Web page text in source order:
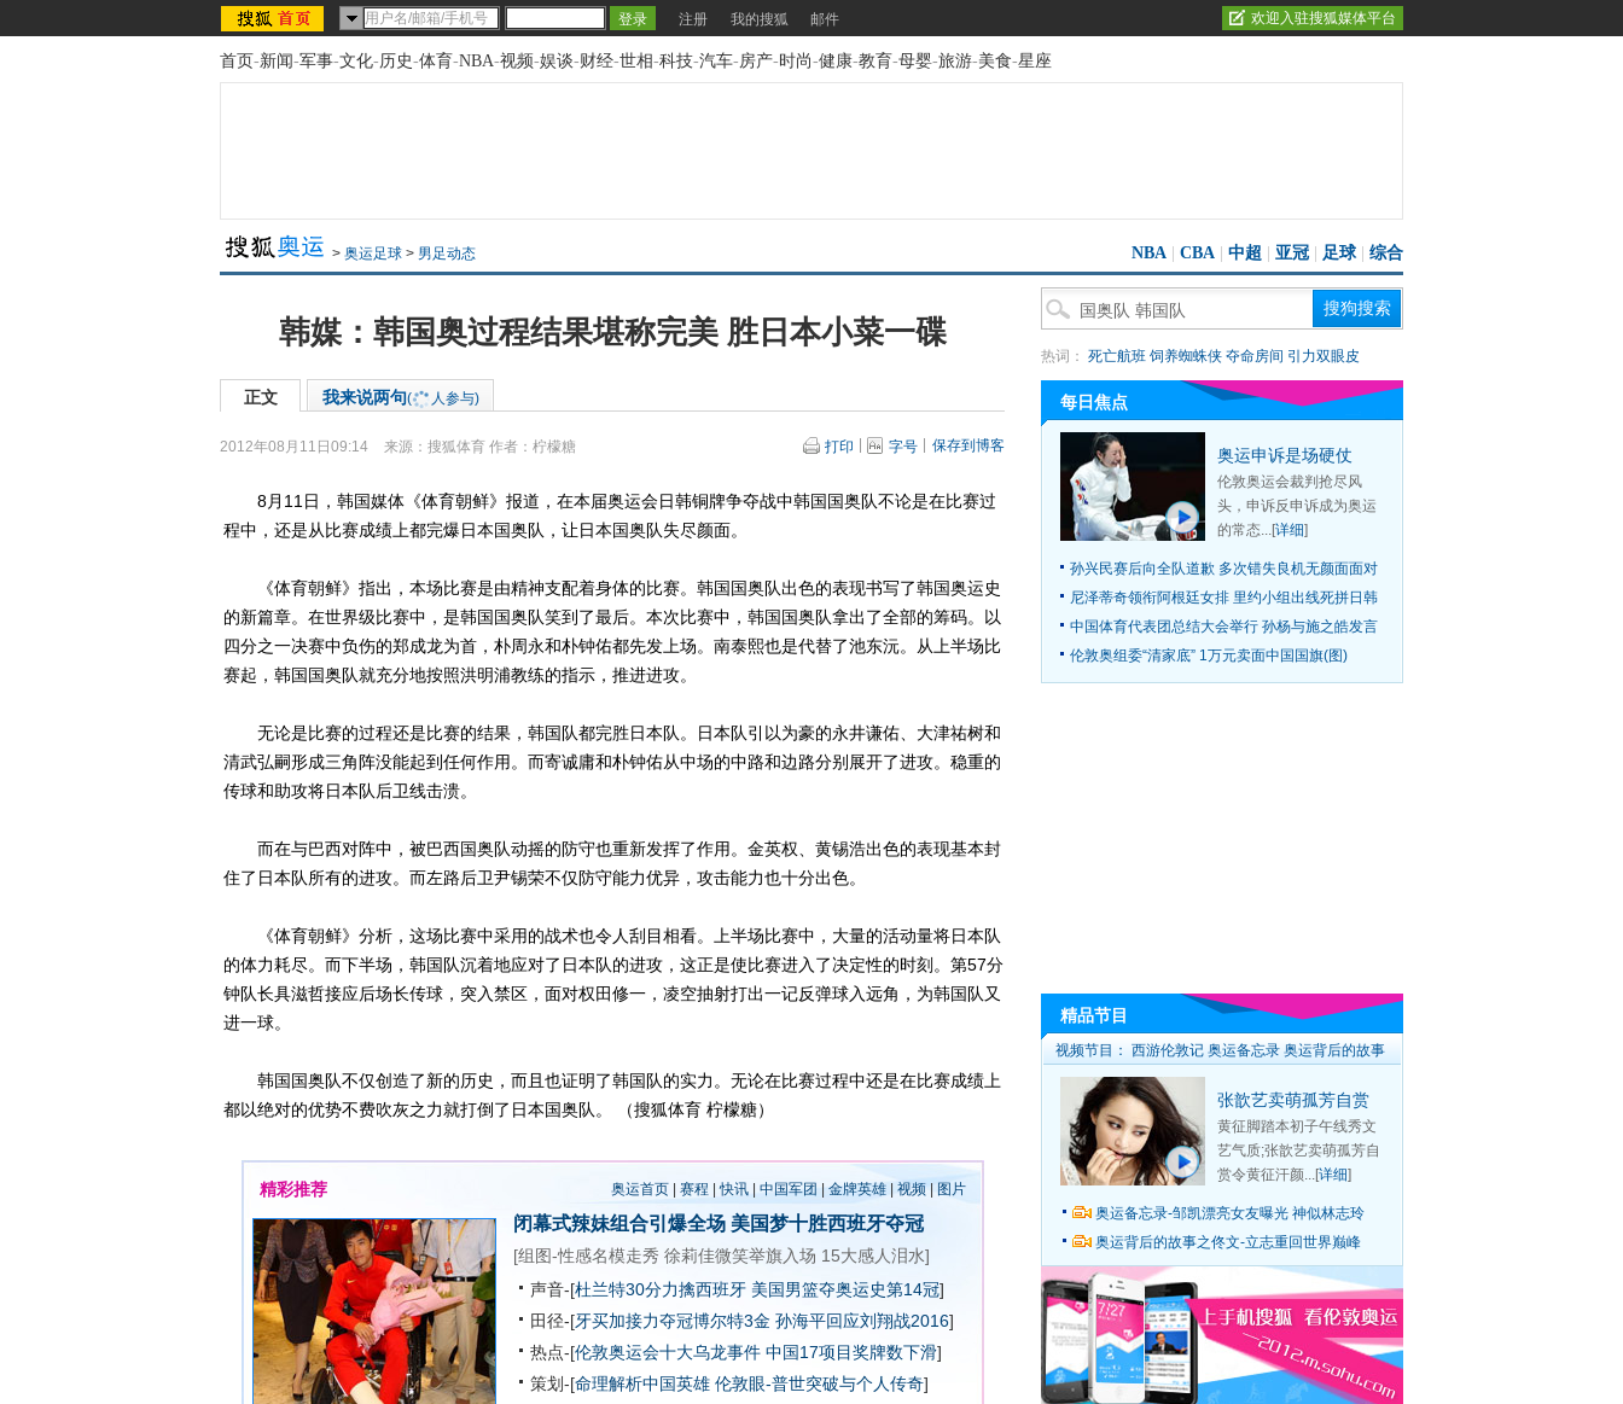
注册 我的搜狐 邮件 欢迎入驻搜狐媒体平台
首页-新闻-军事-文化-历史-体育-NBA-视频-娱谈-财经-世相-科技-汽车-房产-时尚-健康-教育-母婴-旅游-美食-星座
> 奥运足球 > 男足动态 NBA CBA 中超 亚冠 足球| 综合
韩媒：韩国奥过程结果堪称完美 胜日本小菜一碟
正文 我来说两句( 人参与)
2012年08月11日09:14 来源： 搜狐体育 作者：柠檬糖 打印 字号 保存到博客
8月11日，韩国媒体《体育朝鲜》报道，在本届奥运会日韩铜牌争夺战中韩国国奥队不论是在比赛过
程中，还是从比赛成绩上都完爆日本国奥队，让日本国奥队失尽颜面。
《体育朝鲜》指出，本场比赛是由精神支配着身体的比赛。韩国国奥队出色的表现书写了韩国奥运史
的新篇章。在世界级比赛中，是韩国国奥队笑到了最后。本次比赛中，韩国国奥队拿出了全部的筹码。以
四分之一决赛中负伤的郑成龙为首，朴周永和朴钟佑都先发上场。南泰熙也是代替了池东沅。从上半场比
赛起，韩国国奥队就充分地按照洪明浦教练的指示，推进进攻。
无论是比赛的过程还是比赛的结果，韩国队都完胜日本队。日本队引以为豪的永井谦佑、大津祐树和
清武弘嗣形成三角阵没能起到任何作用。而寄诚庸和朴钟佑从中场的中路和边路分别展开了进攻。稳重的
传球和助攻将日本队后卫线击溃。
而在与巴西对阵中，被巴西国奥队动摇的防守也重新发挥了作用。金英权、黄锡浩出色的表现基本封
住了日本队所有的进攻。而左路后卫尹锡荣不仅防守能力优异，攻击能力也十分出色。
《体育朝鲜》分析，这场比赛中采用的战术也令人刮目相看。上半场比赛中，大量的活动量将日本队
的体力耗尽。而下半场，韩国队沉着地应对了日本队的进攻，这正是使比赛进入了决定性的时刻。第57分
钟队长具滋哲接应后场长传球，突入禁区，面对权田修一，凌空抽射打出一记反弹球入远角，为韩国队又
进一球。
韩国国奥队不仅创造了新的历史，而且也证明了韩国队的实力。无论在比赛过程中还是在比赛成绩上
都以绝对的优势不费吹灰之力就打倒了日本国奥队。 （搜狐体育 柠檬糖）
精彩推荐 奥运首页| 赛程 |快讯| 中国军团| 金牌英雄| 视频| 图片
闭幕式辣妹组合引爆全场 美国梦十胜西班牙夺冠
[组图-性感名模走秀 徐莉佳微笑举旗入场 15大感人泪水]
声音-[杜兰特30分力擒西班牙 美国男篮夺奥运史第14冠]
田径-[牙买加接力夺冠博尔特3金 孙海平回应刘翔战2016]
热点-[伦敦奥运会十大乌龙事件 中国17项目奖牌数下滑]
策划-[命理解析中国英雄 伦敦眼-普世突破与个人传奇]
热词： 死亡航班 饲养蜘蛛侠 夺命房间 引力双眼皮
每日焦点
奥运申诉是场硬仗
伦敦奥运会裁判抢尽风
头，申诉反申诉成为奥运
的常态...[详细]
孙兴民赛后向全队道歉 多次错失良机无颜面面对
尼泽蒂奇领衔阿根廷女排 里约小组出线死拼日韩
中国体育代表团总结大会举行 孙杨与施之皓发言
伦敦奥组委“清家底” 1万元卖面中国国旗(图)
精品节目
视频节目： 西游伦敦记 奥运备忘录 奥运背后的故事
张歆艺卖萌孤芳自赏
黄征脚踏本初子午线秀文
艺气质;张歆艺卖萌孤芳自
赏令黄征汗颜...[详细]
奥运备忘录-邹凯漂亮女友曝光 神似林志玲
奥运背后的故事之佟文-立志重回世界巅峰